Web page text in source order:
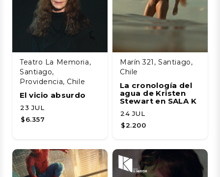
Teatro La Memoria,
Santiago,
Providencia, Chile
El vicio absurdo
23 JUL
$6.357
Marín 321, Santiago,
Chile
La cronología del
agua de Kristen
Stewart en SALA K
24 JUL
$2.200